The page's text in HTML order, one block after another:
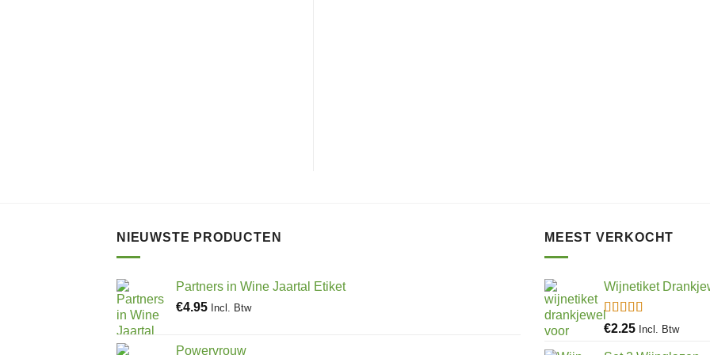
NIEUWSTE PRODUCTEN
Partners in Wine Jaartal Etiket
€4.95 Incl. Btw
Powervrouw
MEEST VERKOCHT
Wijnetiket
Gewaardeerd
€2.25 Incl. Btw